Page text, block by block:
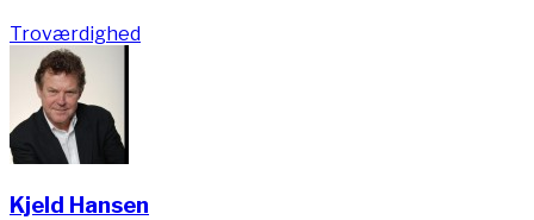
Troværdighed
Kjeld Hansen